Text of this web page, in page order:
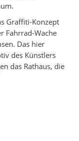
Graffiti-Konzept
Fahrrad-Wache
Das hier
des Künstlers
das Rathaus, die